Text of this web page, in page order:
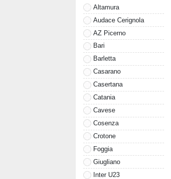
Altamura
Audace Cerignola
AZ Picerno
Bari
Barletta
Casarano
Casertana
Catania
Cavese
Cosenza
Crotone
Foggia
Giugliano
Inter U23